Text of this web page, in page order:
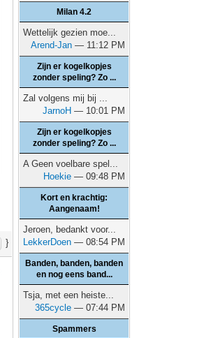
}
Milan 4.2
Wettelijk gezien moe...
Arend-Jan — 11:12 PM
Zijn er kogelkopjes
zonder speling? Zo ...
Zal volgens mij bij ...
JarnoH — 10:01 PM
Zijn er kogelkopjes
zonder speling? Zo ...
A Geen voelbare spel...
Hoekie — 09:48 PM
Kort en krachtig:
Aangenaam!
Jeroen, bedankt voor...
LekkerDoen — 08:54 PM
Banden, banden, banden
en nog eens band...
Tsja, met een heiste...
365cycle — 07:44 PM
Spammers